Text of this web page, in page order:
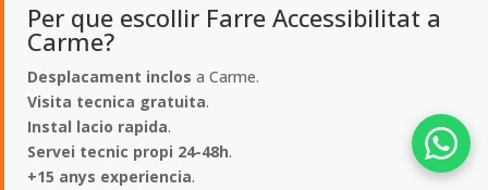
Per que escollir Farre Accessibilitat a
Carme?
Desplacament inclos a Carme.
Visita tecnica gratuita.
Instal lacio rapida.
Servei tecnic propi 24-48h.
+15 anys experiencia.